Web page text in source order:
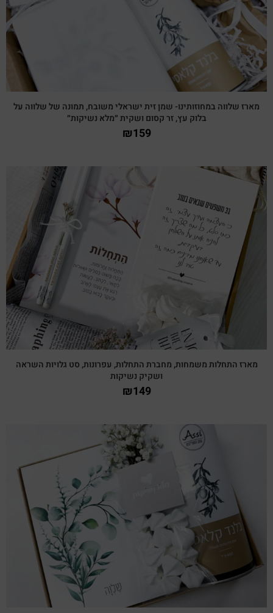
מארז שלווה במחוזותינו- שמן זית ישראלי משובח, תמונה של שלווה על
בלוק עץ, זר קסום ושקית ״מלא נשיקות״
₪159
צפייה מהירה
מארז התחלות משמחות, מחברת התחלות, עפרונות, סט גלויות השראה
ושקיק נשיקות
₪149
צפייה מהירה